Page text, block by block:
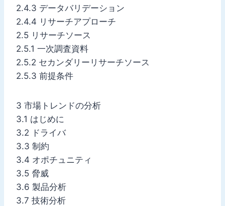
2.4.3 データバリデーション
2.4.4 リサーチアプローチ
2.5 リサーチソース
2.5.1 一次調査資料
2.5.2 セカンダリーリサーチソース
2.5.3 前提条件
3 市場トレンドの分析
3.1 はじめに
3.2 ドライバ
3.3 制約
3.4 オポチュニティ
3.5 脅威
3.6 製品分析
3.7 技術分析